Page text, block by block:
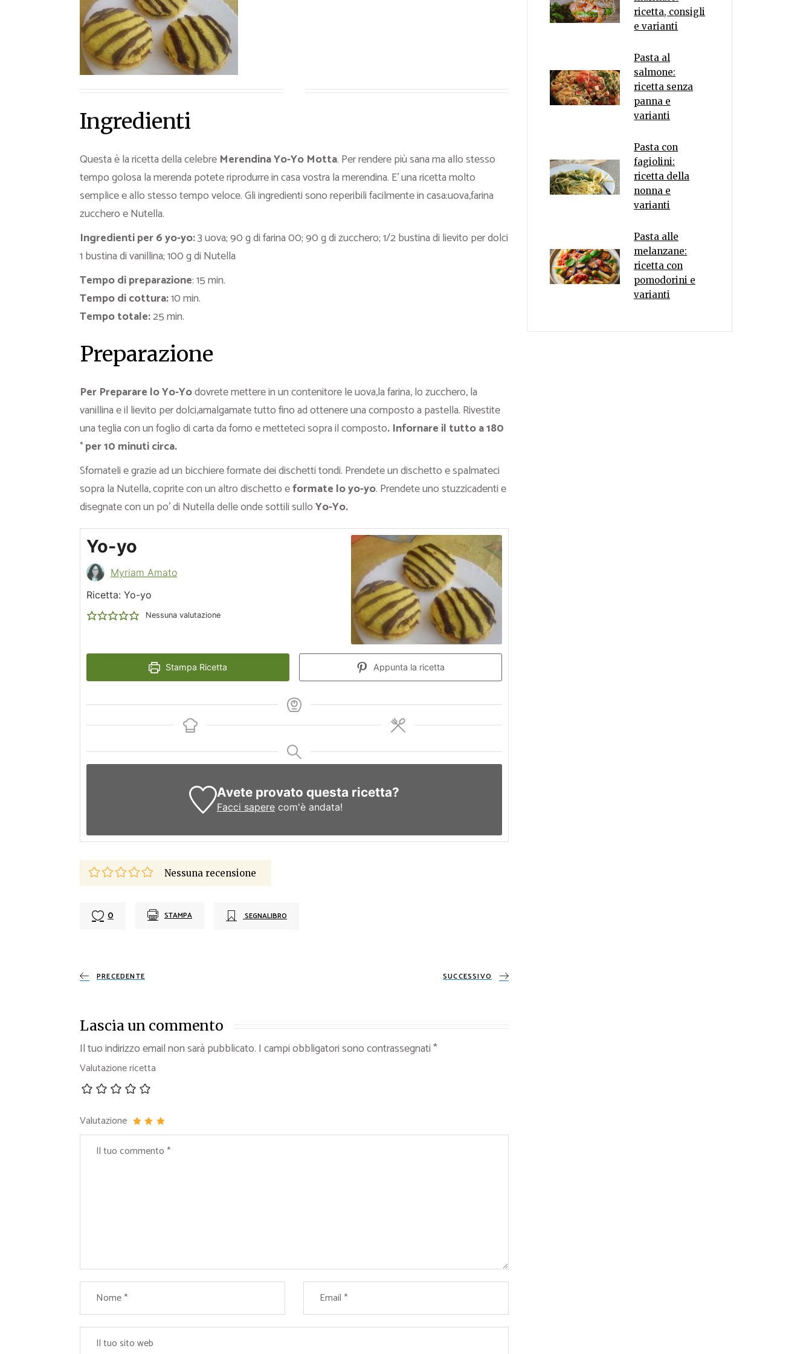
Ricette Piatti unici
Ricette Pesce
Video Ricette
Ingredienti
Questa è la ricetta della celebre Merendina Yo-Yo Motta. Per rendere più sana ma allo stesso
tempo golosa la merenda potete riprodurre in casa vostra la merendina. E’ una ricetta molto
semplice e allo stesso tempo veloce. Gli ingredienti sono reperibili facilmente in casa:uova,farina
zucchero e Nutella.
Ingredienti per6 yo-yo:3 uova; 90 g di farina 00; 90 g di zucchero; 1/2 bustina di lievito per dolci
1 bustina di vanillina; 100 g di Nutella
Tempo di preparazione: 15 min.
Tempo di cottura:10 min.
Tempo totale:25 min.
Preparazione
Per Preparare lo Yo-Yodovrete mettere in un contenitore le uova,la farina, lo zucchero, la
vanillina e il lievito per dolci,amalgamate tutto fino ad ottenere una composto a pastella. Rivestite
una teglia con un foglio di carta da forno e metteteci sopra il composto. Infornare il tutto a 180
° per 10 minuti circa.
Sfornateli e grazie ad un bicchiere formate dei dischetti tondi. Prendete un dischetto e spalmateci
sopra la Nutella, coprite con un altro dischetto eformate lo yo-yo. Prendete uno stuzzicadenti e
disegnate con un po’ di Nutella delle onde sottili sulloYo-Yo.
Yo-yo
Myriam Amato
Ricetta: Yo-yo
Nessuna valutazione
Stampa Ricetta Appunta la ricetta
Avete provato questa ricetta?
Facci saperecom'è andata!
Nessuna recensione
0 STAMPA SEGNALIBRO
PRECEDENTE SUCCESSIVO
Lascia un commento
Il tuo indirizzo email non sarà pubblicato. I campi obbligatori sono contrassegnati*
Valutazione ricetta
Valutazione
ricetta, consigli
e varianti
Pasta al
salmone:
ricetta senza
panna e
varianti
Pasta con
fagiolini:
ricetta della
nonna e
varianti
Pasta alle
melanzane:
ricetta con
pomodorini e
varianti